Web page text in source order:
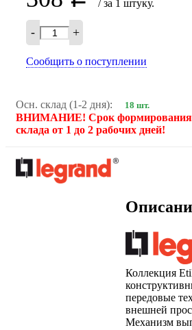
/ за 1 штуку.
- +
Сообщить о поступлении
Осн. склад (1-2 дня): 18 шт.
ВНИМАНИЕ! Срок формирования
склада от 1 до 2 рабочих дней!
Коллекция
передовые
внешней
Механизм